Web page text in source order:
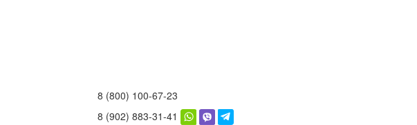
8 (800) 100-67-23
8 (902) 883-31-41